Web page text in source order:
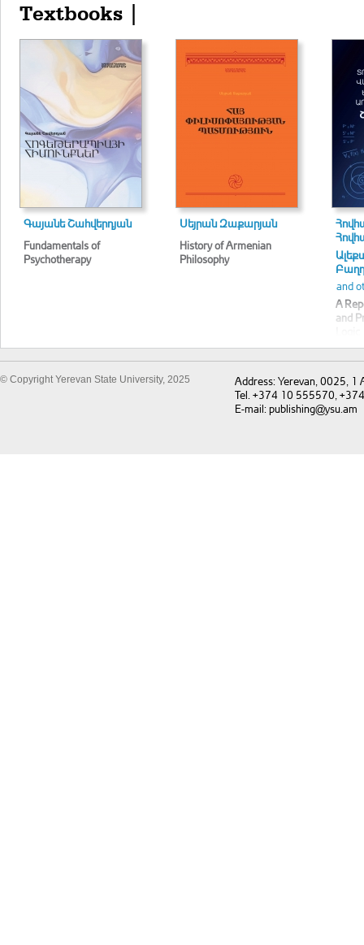
Textbooks |
Գայանե Շահվերդյան
Fundamentals of
Psychotherapy
Սեյրան Զաքարյան
History of Armenian
Philosophy
and
A
and
© Copyright Yerevan State University, 2025
Address: Yerevan, 0025, 1
Tel. +374 10 555570,
E-mail: publishing@ysu.am